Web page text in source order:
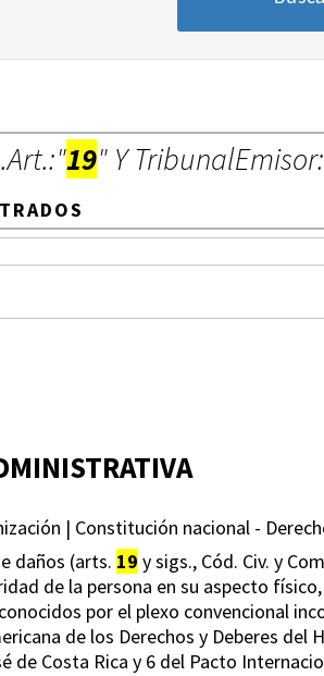
19" Y
| Constitución nacional -
daños (arts. 19 y sigs., Cód. Civ. y
de la persona en su aspecto
por el plexo convencional
de los Derechos y Deberes
de Costa Rica y 6 del Pacto